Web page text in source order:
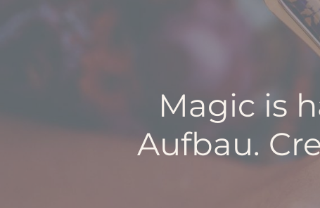
Magic is
Aufbau.